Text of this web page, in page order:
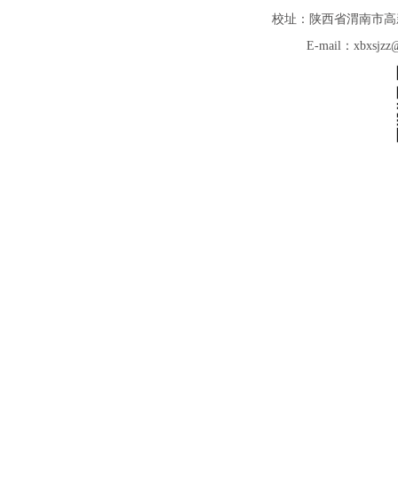
校址：陕西省渭南市
E-mail：